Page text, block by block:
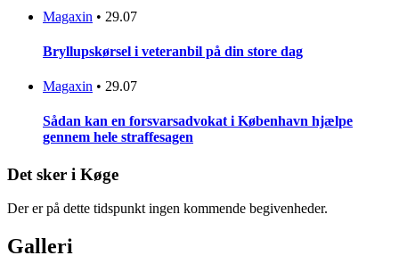
Magaxin • 29.07
Bryllupskørsel i veteranbil på din store dag
Magaxin • 29.07
Sådan kan en forsvarsadvokat i København hjælpe
gennem hele straffesagen
Det sker i Køge
Der er på dette tidspunkt ingen kommende begivenheder.
Galleri